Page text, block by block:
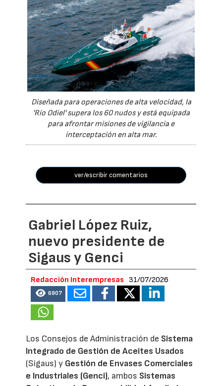
Diseñada para operaciones de alta velocidad, la
'Río Odiel' supera los 60 nudos y está equipada
para afrontar misiones de vigilancia e
interceptación en alta mar.
ver/escribir comentarios
Gabriel López Ruiz,
nuevo presidente de
Sigaus y Genci
Redacción Interempresas 31/07/2026
6907
Los Consejos de Administración de Sistema
Integrado de Gestión de Aceites Usados
(Sigaus) y Gestión de Envases Comerciales
e Industriales (Genci), ambos Sistemas